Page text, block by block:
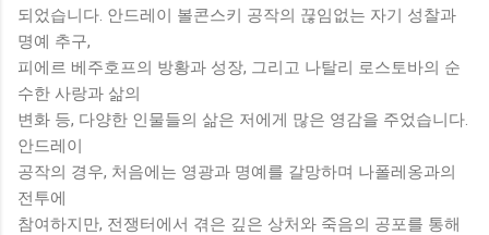
되었습니다. 안드레이 볼콘스키 공작의 끊임없는 자기 성찰과
명예 추구,
피에르 베주호프의 방황과 성장, 그리고 나탈리 로스토바의 순
수한 사랑과 삶의
변화 등, 다양한 인물들의 삶은 저에게 많은 영감을 주었습니다.
안드레이
공작의 경우, 처음에는 영광과 명예를 갈망하며 나폴레옹과의
전투에
참여하지만, 전쟁터에서 겪은 깊은 상처와 죽음의 공포를 통해